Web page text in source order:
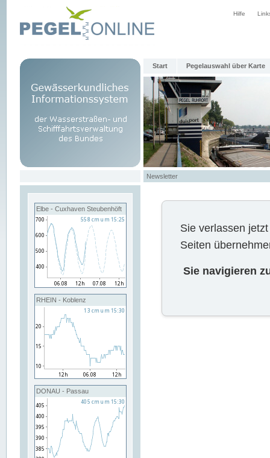
Hilfe
Start Pegelauswahl über Karte
Newsletter
Elbe - Cuxhaven Steubenhöft
RHEIN - Koblenz
DONAU - Passau
Sie verlassen
Seiten
Sie navigieren